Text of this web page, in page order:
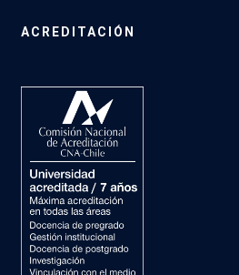
ACREDITACIÓN